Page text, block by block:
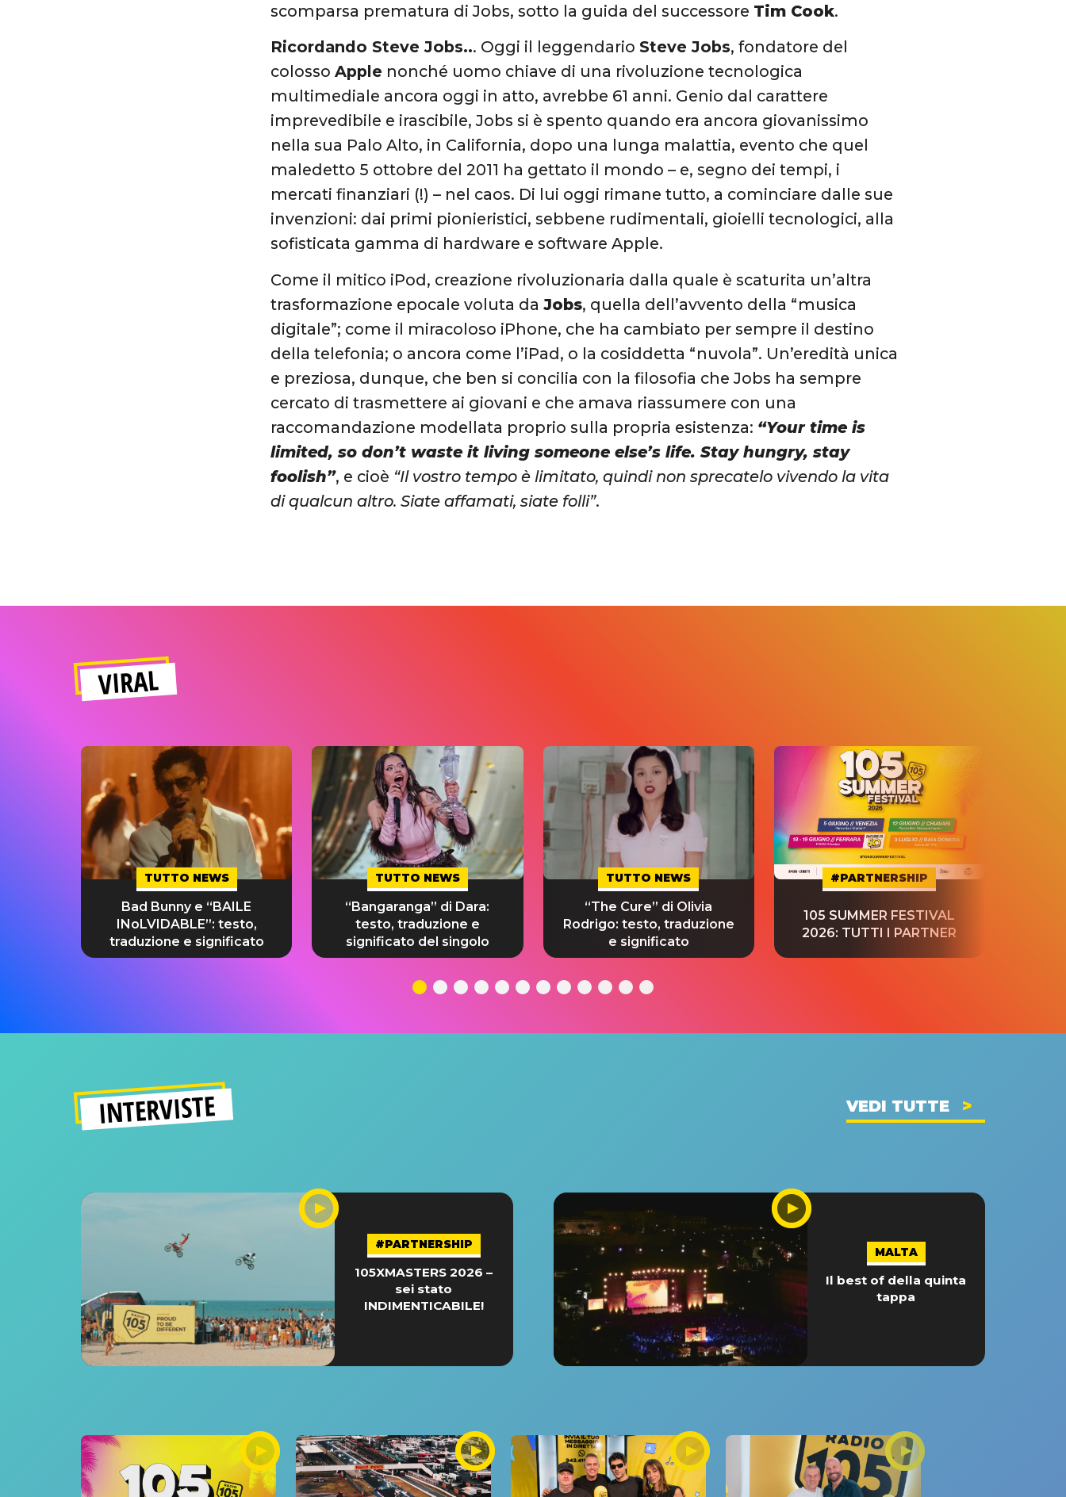
scomparsa prematura di Jobs, sotto la guida del successore Tim Cook.
Ricordando Steve Jobs... Oggi il leggendario Steve Jobs, fondatore del
colossoApple nonché uomo chiave di una rivoluzione tecnologica
multimediale ancora oggi in atto, avrebbe 61 anni. Genio dal carattere
imprevedibile e irascibile, Jobs si è spento quando era ancora giovanissimo
nella sua Palo Alto, in California, dopo una lunga malattia, evento che quel
maledetto 5 ottobre del 2011 ha gettato il mondo – e, segno dei tempi, i
mercati finanziari (!) – nel caos. Di lui oggi rimane tutto, a cominciare dalle sue
invenzioni: dai primi pionieristici, sebbene rudimentali, gioielli tecnologici, alla
sofisticata gamma di hardware e software Apple.
Come il mitico iPod, creazione rivoluzionaria dalla quale è scaturita un’altra
trasformazione epocale voluta daJobs, quella dell’avvento della “musica
digitale”; come il miracoloso iPhone, che ha cambiato per sempre il destino
della telefonia; o ancora come l’iPad, o la cosiddetta “nuvola”. Un’eredità unica
e preziosa, dunque, che ben si concilia con la filosofia che Jobs ha sempre
cercato di trasmettere ai giovani e che amava riassumere con una
raccomandazione modellata proprio sulla propria esistenza: “Your time is
limited, so don’t waste it living someone else’s life. Stay hungry, stay
foolish”, e cioè “Il vostro tempo è limitato, quindi non sprecatelo vivendo la vita
di qualcun altro. Siate affamati, siate folli”.
VIRAL
TUTTO NEWS
Bad Bunny e “BAILE
INoLVIDABLE”: testo,
traduzione e significato
TUTTO NEWS
“Bangaranga” di Dara:
testo, traduzione e
significato del singolo
TUTTO NEWS
“The Cure” di Olivia
Rodrigo: testo, traduzione
e significato
#PARTNERSHIP
105 SUMMER FESTIVAL
2026: TUTTI I PARTNER
INTERVISTE VEDI TUTTE
#PARTNERSHIP
105XMASTERS 2026 –
sei stato
INDIMENTICABILE!
MALTA
Il best of della quinta
tappa